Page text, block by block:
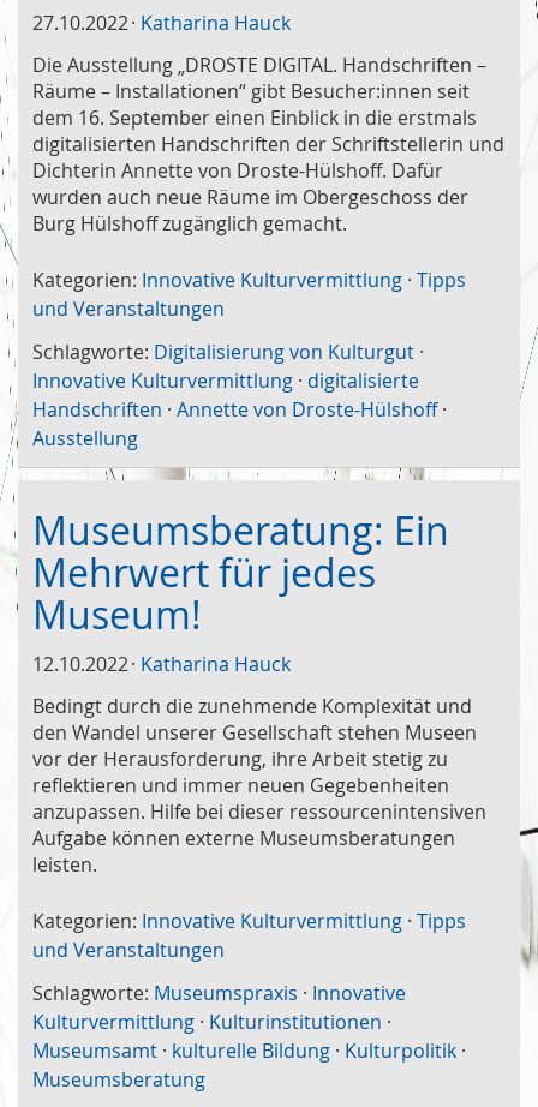
27.10.2022 Katharina Hauck
Die Ausstellung „DROSTE DIGITAL. Handschriften –
Räume – Installationen“ gibt Besucher:innen seit
dem 16. September einen Einblick in die erstmals
digitalisierten Handschriften der Schriftstellerin und
Dichterin Annette von Droste-Hülshoff. Dafür
wurden auch neue Räume im Obergeschoss der
Burg Hülshoff zugänglich gemacht.
Kategorien: Innovative Kulturvermittlung · Tipps
und Veranstaltungen
Schlagworte: Digitalisierung von Kulturgut ·
Innovative Kulturvermittlung · digitalisierte
Handschriften · Annette von Droste-Hülshoff·
Ausstellung
Museumsberatung: Ein
Mehrwert für jedes
Museum!
12.10.2022 Katharina Hauck
Bedingt durch die zunehmende Komplexität und
den Wandel unserer Gesellschaft stehen Museen
vor der Herausforderung, ihre Arbeit stetig zu
reflektieren und immer neuen Gegebenheiten
anzupassen. Hilfe bei dieser ressourcenintensiven
Aufgabe können externe Museumsberatungen
leisten.
Kategorien: Innovative Kulturvermittlung · Tipps
und Veranstaltungen
Schlagworte: Museumspraxis · Innovative
Kulturvermittlung · Kulturinstitutionen ·
Museumsamt · kulturelle Bildung · Kulturpolitik ·
Museumsberatung